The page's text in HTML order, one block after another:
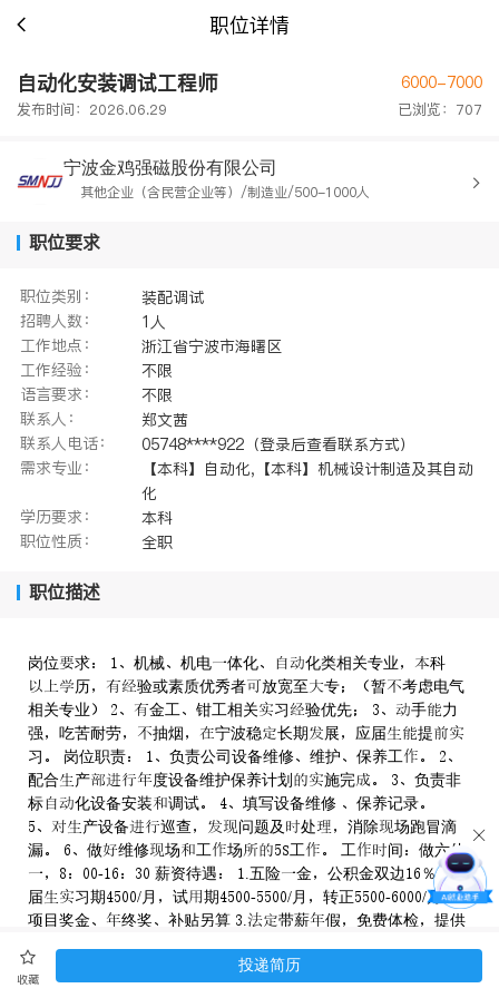
职位详情
自动化安装调试工程师 6000-7000
发布时间：2026.06.29 已浏览：707
宁波金鸡强磁股份有限公司
其他企业（含民营企业等）/制造业/500-1000人
职位要求
职位类别：
装配调试
招聘人数：
1人
工作地点：
浙江省宁波市海曙区
工作经验：
不限
语言要求：
不限
联系人：
郑文茜
联系人电话：
05748****922（登录后查看联系方式）
需求专业：
【本科】自动化,【本科】机械设计制造及其自动
化
学历要求：
本科
职位性质：
全职
职位描述
岗位求 机械机电体化化类相关专业科
历验或素质优秀者放宽至专暂考虑电气
相关专业 金工钳工相关习验优先 手力
强吃苦耐劳抽烟宁波稳长期展应届提
习 岗位职责 负责公司设备维修维护保养工 
配合产度设备维护保养计划施完 负责非
标化设备安装调试 填写设备维修 保养记录
产设备巡查问题及处消除场跑冒滴
漏 做维修场工场工 工间做六休
- 薪资待遇 .五险金公积金双边％ .应
届习期/月试期-/月转正-/月
项目奖金终奖补贴另算 .带薪假免费体检提供
收藏
投递简历